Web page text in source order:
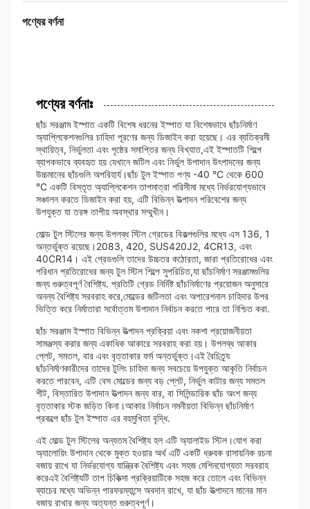
পণ্যের বর্ণনা
পণ্যের বর্ণনাঃ
ছাঁচ সরঞ্জাম ইস্পাত একটি বিশেষ ধরনের ইস্পাত যা বিশেষভাবে ছাঁচনির্মাণ
অ্যাপ্লিকেশনগুলির চাহিদা পূরণের জন্য ডিজাইন করা হয়েছে। এর ব্যতিক্রমী
স্থায়িত্ব, নির্ভুলতা এবং পৃষ্ঠের সমাপ্তির জন্য বিখ্যাত,এই ইস্পাতটি শিল্পে
ব্যাপকভাবে ব্যবহৃত হয় যেখানে জটিল এবং নির্ভুল উপাদান উৎপাদনের জন্য
উচ্চমানের ছাঁচগুলি অপরিহার্য।ছাঁচ টুল ইস্পাত পণ্য -40 °C থেকে 600
°C একটি বিস্তৃত অ্যাপ্লিকেশন তাপমাত্রা পরিসীমা মধ্যে নির্ভরযোগ্যভাবে
সঞ্চালন করতে ডিজাইন করা হয়, এটি বিভিন্ন উত্পাদন পরিবেশের জন্য
উপযুক্ত যা তরঙ্গ তাপীয় অবস্থার সম্মুখীন।
মোল্ড টুল স্টিলের জন্য উপলব্ধ স্টিল গ্রেডের বিকল্পগুলির মধ্যে এস 136, 1
অন্তর্ভুক্ত রয়েছে।2083, 420, SUS420J2, 4CR13, এবং
40CR14। এই গ্রেডগুলি তাদের উচ্চতর কঠোরতা, জারা প্রতিরোধের এবং
পরিধান প্রতিরোধের জন্য টুল স্টিল শিল্পে সুপরিচিত,যা ছাঁচনির্মাণ সরঞ্জামগুলির
জন্য গুরুত্বপূর্ণ বৈশিষ্ট্য. প্রতিটি গ্রেড নির্দিষ্ট ছাঁচনির্মাণের প্রয়োজন অনুসারে
অনন্য বৈশিষ্ট্য সরবরাহ করে,মোল্ডের জটিলতা এবং অপারেশনাল চাহিদার উপর
ভিত্তি করে নির্মাতারা সর্বোত্তম উপাদান নির্বাচন করতে পারে তা নিশ্চিত করা.
ছাঁচ সরঞ্জাম ইস্পাত বিভিন্ন উত্পাদন প্রক্রিয়া এবং নকশা প্রয়োজনীয়তা
সামঞ্জস্য করার জন্য একাধিক আকারে সরবরাহ করা হয়। উপলব্ধ আকার
প্লেট, সমতল, বার এবং বৃত্তাকার ফর্ম অন্তর্ভুক্ত।এই বৈচিত্র্য
ছাঁচনির্মাণকারীদের তাদের টুলিং চাহিদা জন্য সবচেয়ে উপযুক্ত আকৃতি নির্বাচন
করতে পারবেন, এটি বেস মোল্ডের জন্য বড় প্লেট, নির্ভুল কাটার জন্য সমতল
শীট, বিস্তারিত উপাদান উত্পাদন জন্য বার, বা সিলিন্ডারিক ছাঁচ অংশ জন্য
বৃত্তাকার স্টক জড়িত কিনা।আকার নির্বাচন নমনীয়তা বিভিন্ন ছাঁচনির্মাণ
প্রকল্পে ছাঁচ টুল ইস্পাত এর বহুমুখিতা বৃদ্ধি.
এই মোল্ড টুল স্টিলের অন্যতম বৈশিষ্ট্য হল এটি অ্যালাইড স্টিল।যোগ করা
অ্যালোয়িং উপাদান থেকে মুক্ত হওয়ার অর্থ এটি একটি ধ্রুবক রাসায়নিক রচনা
বজায় রাখে যা নির্ভরযোগ্য যান্ত্রিক বৈশিষ্ট্য এবং সহজ মেশিনযোগ্যতা সরবরাহ
করেএই বৈশিষ্ট্যটি তাপ চিকিত্সা প্রক্রিয়াটিকে সহজ করে তোলে এবং বিভিন্ন
ব্যাচের মধ্যে অভিন্ন পারফরম্যান্সে অবদান রাখে, যা ছাঁচ উত্পাদনে মানের মান
বজায় রাখার জন্য অত্যন্ত গুরুত্বপূর্ণ।